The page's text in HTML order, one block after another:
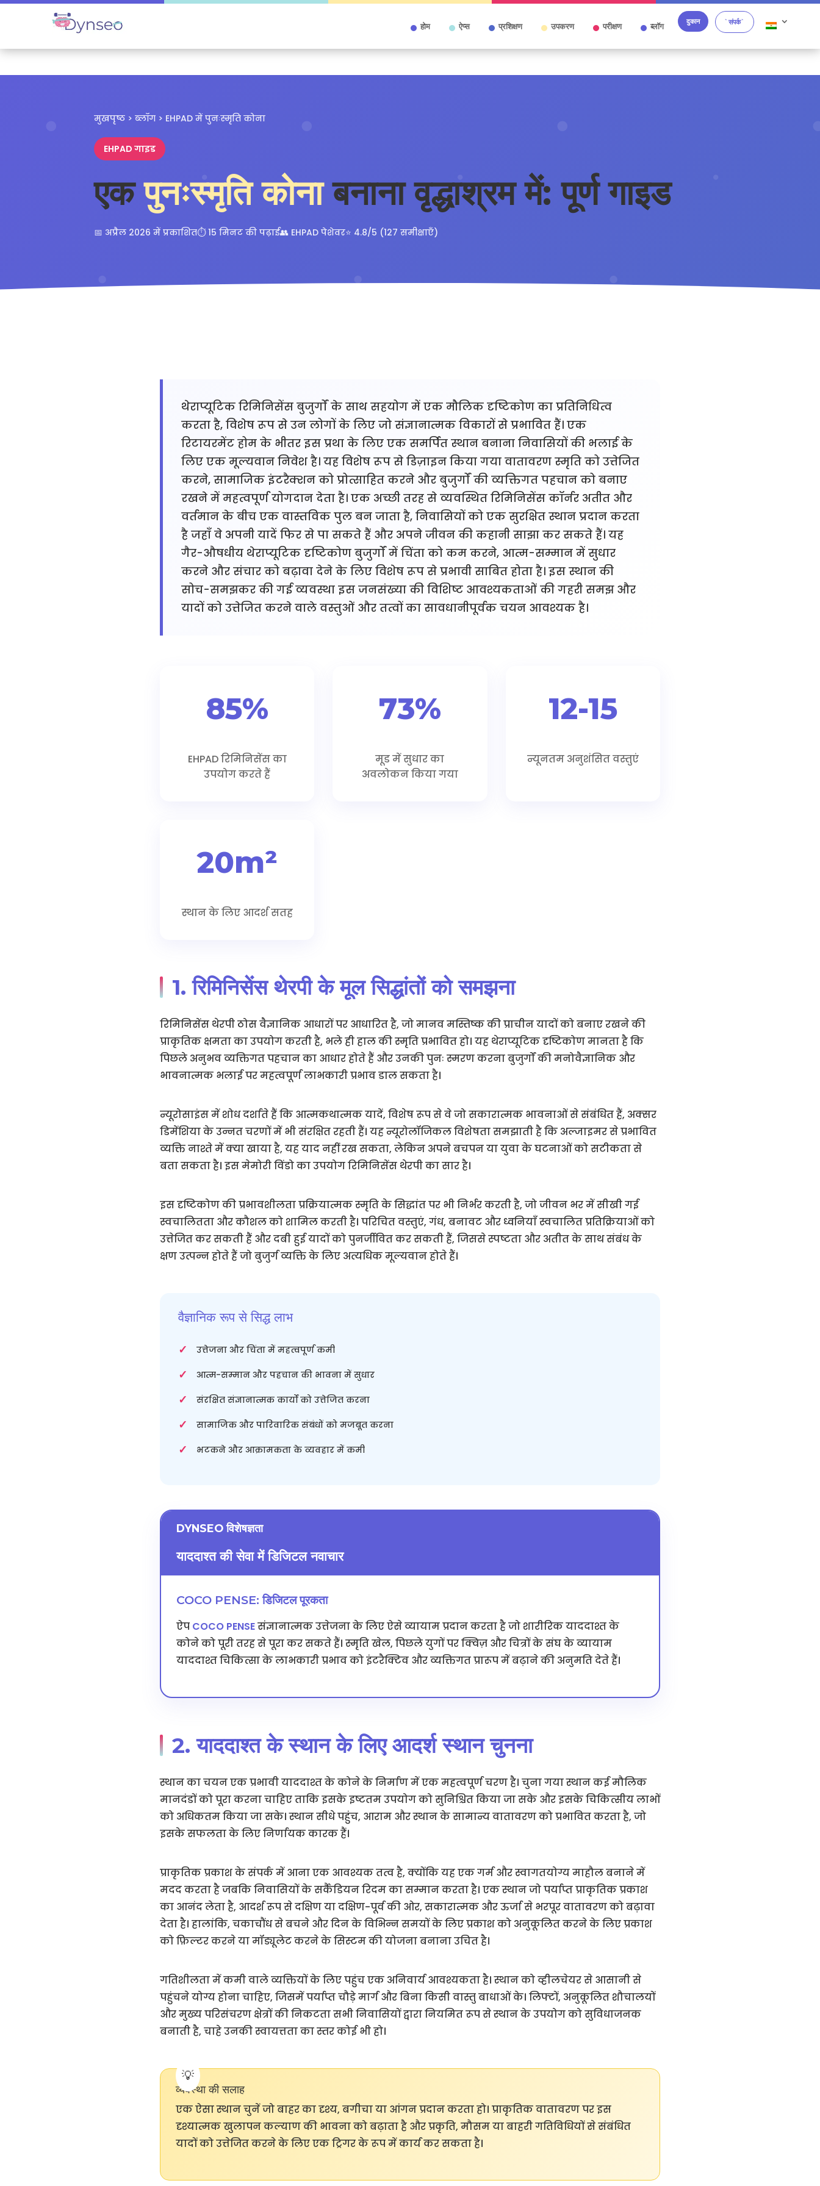
होम ऐप्स प्रशिक्षण उपकरण परीक्षण ब्लॉग दुकान `संपर्क`
मुखपृष्ठ >ब्लॉग > EHPAD में पुनःस्मृति कोना
EHPAD गाइड
एकपुनःस्मृति कोनाबनाना वृद्धाश्रम में: पूर्ण गाइड
📅 अप्रैल 2026 में प्रकाशित⏱️ 15 मिनट की पढ़ाई👥 EHPAD पेशेवर⭐ 4.8/5 (127 समीक्षाएँ)
थेराप्यूटिक रिमिनिसेंस बुजुर्गों के साथ सहयोग में एक मौलिक दृष्टिकोण का प्रतिनिधित्व
करता है, विशेष रूप से उन लोगों के लिए जो संज्ञानात्मक विकारों से प्रभावित हैं। एक
रिटायरमेंट होम के भीतर इस प्रथा के लिए एक समर्पित स्थान बनाना निवासियों की भलाई के
लिए एक मूल्यवान निवेश है। यह विशेष रूप से डिज़ाइन किया गया वातावरण स्मृति को उत्तेजित
करने, सामाजिक इंटरैक्शन को प्रोत्साहित करने और बुजुर्गों की व्यक्तिगत पहचान को बनाए
रखने में महत्वपूर्ण योगदान देता है। एक अच्छी तरह से व्यवस्थित रिमिनिसेंस कॉर्नर अतीत और
वर्तमान के बीच एक वास्तविक पुल बन जाता है, निवासियों को एक सुरक्षित स्थान प्रदान करता
है जहाँ वे अपनी यादें फिर से पा सकते हैं और अपने जीवन की कहानी साझा कर सकते हैं। यह
गैर-औषधीय थेराप्यूटिक दृष्टिकोण बुजुर्गों में चिंता को कम करने, आत्म-सम्मान में सुधार
करने और संचार को बढ़ावा देने के लिए विशेष रूप से प्रभावी साबित होता है। इस स्थान की
सोच-समझकर की गई व्यवस्था इस जनसंख्या की विशिष्ट आवश्यकताओं की गहरी समझ और
यादों को उत्तेजित करने वाले वस्तुओं और तत्वों का सावधानीपूर्वक चयन आवश्यक है।
85%
EHPAD रिमिनिसेंस का
उपयोग करते हैं
73%
मूड में सुधार का
अवलोकन किया गया
12-15
न्यूनतम अनुशंसित वस्तुएं
20m²
स्थान के लिए आदर्श सतह
1. रिमिनिसेंस थेरपी के मूल सिद्धांतों को समझना
रिमिनिसेंस थेरपी ठोस वैज्ञानिक आधारों पर आधारित है, जो मानव मस्तिष्क की प्राचीन यादों को बनाए रखने की
प्राकृतिक क्षमता का उपयोग करती है, भले ही हाल की स्मृति प्रभावित हो। यह थेराप्यूटिक दृष्टिकोण मानता है कि
पिछले अनुभव व्यक्तिगत पहचान का आधार होते हैं और उनकी पुनः स्मरण करना बुजुर्गों की मनोवैज्ञानिक और
भावनात्मक भलाई पर महत्वपूर्ण लाभकारी प्रभाव डाल सकता है।
न्यूरोसाइंस में शोध दर्शाते हैं कि आत्मकथात्मक यादें, विशेष रूप से वे जो सकारात्मक भावनाओं से संबंधित हैं, अक्सर
डिमेंशिया के उन्नत चरणों में भी संरक्षित रहती हैं। यह न्यूरोलॉजिकल विशेषता समझाती है कि अल्जाइमर से प्रभावित
व्यक्ति नाश्ते में क्या खाया है, यह याद नहीं रख सकता, लेकिन अपने बचपन या युवा के घटनाओं को सटीकता से
बता सकता है। इस मेमोरी विंडो का उपयोग रिमिनिसेंस थेरपी का सार है।
इस दृष्टिकोण की प्रभावशीलता प्रक्रियात्मक स्मृति के सिद्धांत पर भी निर्भर करती है, जो जीवन भर में सीखी गई
स्वचालितता और कौशल को शामिल करती है। परिचित वस्तुएं, गंध, बनावट और ध्वनियाँ स्वचालित प्रतिक्रियाओं को
उत्तेजित कर सकती हैं और दबी हुई यादों को पुनर्जीवित कर सकती हैं, जिससे स्पष्टता और अतीत के साथ संबंध के
क्षण उत्पन्न होते हैं जो बुजुर्ग व्यक्ति के लिए अत्यधिक मूल्यवान होते हैं।
वैज्ञानिक रूप से सिद्ध लाभ
उत्तेजना और चिंता में महत्वपूर्ण कमी
आत्म-सम्मान और पहचान की भावना में सुधार
संरक्षित संज्ञानात्मक कार्यों को उत्तेजित करना
सामाजिक और पारिवारिक संबंधों को मजबूत करना
भटकने और आक्रामकता के व्यवहार में कमी
DYNSEO विशेषज्ञता
याददाश्त की सेवा में डिजिटल नवाचार
COCO PENSE: डिजिटल पूरकता
ऐप COCO PENSEसंज्ञानात्मक उत्तेजना के लिए ऐसे व्यायाम प्रदान करता है जो शारीरिक याददाश्त के
कोने को पूरी तरह से पूरा कर सकते हैं। स्मृति खेल, पिछले युगों पर क्विज़ और चित्रों के संघ के व्यायाम
याददाश्त चिकित्सा के लाभकारी प्रभाव को इंटरैक्टिव और व्यक्तिगत प्रारूप में बढ़ाने की अनुमति देते हैं।
2. याददाश्त के स्थान के लिए आदर्श स्थान चुनना
स्थान का चयन एक प्रभावी याददाश्त के कोने के निर्माण में एक महत्वपूर्ण चरण है। चुना गया स्थान कई मौलिक
मानदंडों को पूरा करना चाहिए ताकि इसके इष्टतम उपयोग को सुनिश्चित किया जा सके और इसके चिकित्सीय लाभों
को अधिकतम किया जा सके। स्थान सीधे पहुंच, आराम और स्थान के सामान्य वातावरण को प्रभावित करता है, जो
इसके सफलता के लिए निर्णायक कारक हैं।
प्राकृतिक प्रकाश के संपर्क में आना एक आवश्यक तत्व है, क्योंकि यह एक गर्म और स्वागतयोग्य माहौल बनाने में
मदद करता है जबकि निवासियों के सर्कैडियन रिदम का सम्मान करता है। एक स्थान जो पर्याप्त प्राकृतिक प्रकाश
का आनंद लेता है, आदर्श रूप से दक्षिण या दक्षिण-पूर्व की ओर, सकारात्मक और ऊर्जा से भरपूर वातावरण को बढ़ावा
देता है। हालांकि, चकाचौंध से बचने और दिन के विभिन्न समयों के लिए प्रकाश को अनुकूलित करने के लिए प्रकाश
को फ़िल्टर करने या मॉड्यूलेट करने के सिस्टम की योजना बनाना उचित है।
गतिशीलता में कमी वाले व्यक्तियों के लिए पहुंच एक अनिवार्य आवश्यकता है। स्थान को व्हीलचेयर से आसानी से
पहुंचने योग्य होना चाहिए, जिसमें पर्याप्त चौड़े मार्ग और बिना किसी वास्तु बाधाओं के। लिफ्टों, अनुकूलित शौचालयों
और मुख्य परिसंचरण क्षेत्रों की निकटता सभी निवासियों द्वारा नियमित रूप से स्थान के उपयोग को सुविधाजनक
बनाती है, चाहे उनकी स्वायत्तता का स्तर कोई भी हो।
व्यवस्था की सलाह
एक ऐसा स्थान चुनें जो बाहर का दृश्य, बगीचा या आंगन प्रदान करता हो। प्राकृतिक वातावरण पर इस
दृश्यात्मक खुलापन कल्याण की भावना को बढ़ाता है और प्रकृति, मौसम या बाहरी गतिविधियों से संबंधित
यादों को उत्तेजित करने के लिए एक ट्रिगर के रूप में कार्य कर सकता है।